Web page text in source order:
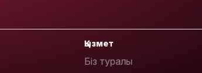
Қызмет
Біз туралы